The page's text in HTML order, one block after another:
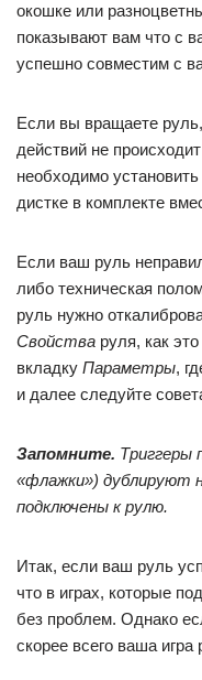
окошке или
показывают вам что с
успешно совместим с
Если вы вращаете
действий не
необходимо
дистке в комплекте
Если ваш руль
либо техническая
руль нужно
Свойства руля, как
вкладку Параметры,
и далее следуйте
Запомните. Триггеры
«флажки») дублируют
подключены к рулю.
Итак, если ваш руль
что в играх, которые
без проблем. Однако
скорее всего ваша